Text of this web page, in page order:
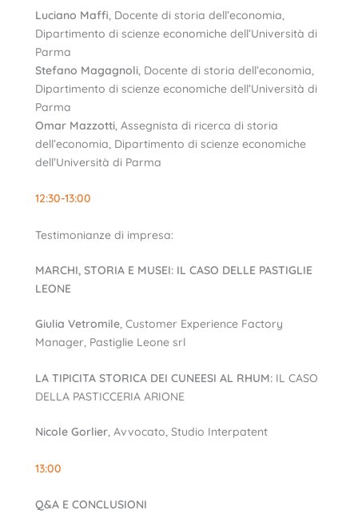
Luciano Maffi, Docente di storia dell’economia,
Dipartimento di scienze economiche dell’Università di
Parma
Stefano Magagnoli, Docente di storia dell’economia,
Dipartimento di scienze economiche dell’Università di
Parma
Omar Mazzotti, Assegnista di ricerca di storia
dell’economia, Dipartimento di scienze economiche
dell’Università di Parma
12:30-13:00
Testimonianze di impresa:
MARCHI, STORIA E MUSEI: IL CASO DELLE PASTIGLIE
LEONE
Giulia Vetromile, Customer Experience Factory
Manager, Pastiglie Leone srl
LA TIPICITA STORICA DEI CUNEESI AL RHUM: IL CASO
DELLA PASTICCERIA ARIONE
Nicole Gorlier, Avvocato, Studio Interpatent
13:00
Q&A E CONCLUSIONI